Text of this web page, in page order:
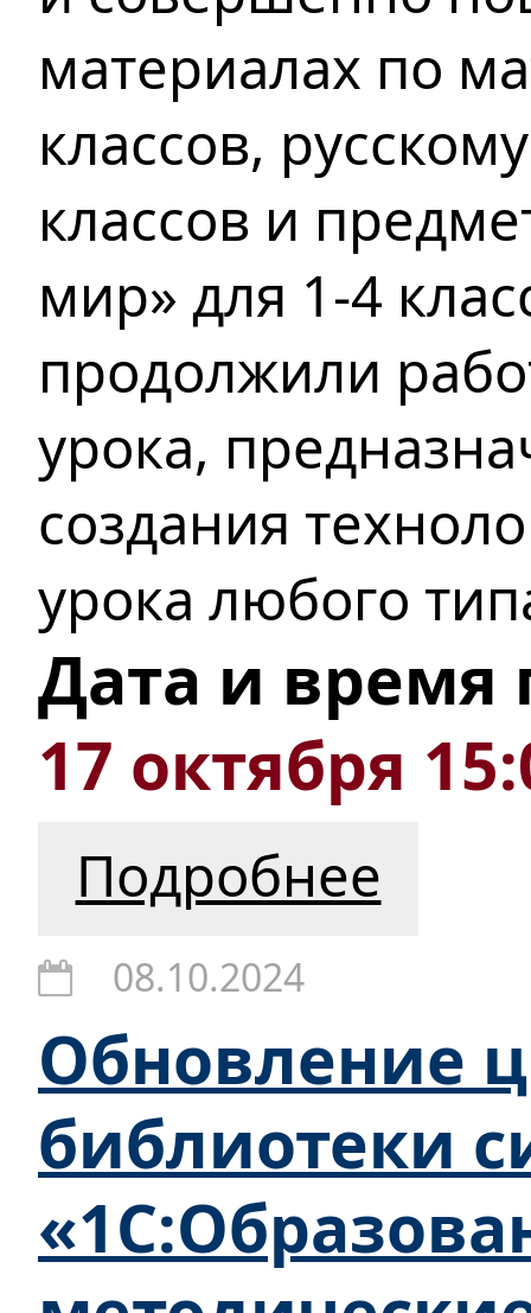
материалах по
классов,
классов и
мир» для 1-4
продолжили
урока,
создания
урока любого
Дата и время
17 октября
Подробнее
08.10.2024
Обновление
библиотеки